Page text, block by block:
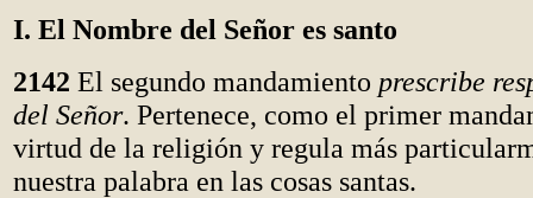
I. El Nombre del Señor es santo
2142 El segundo mandamiento prescribe
del Señor. Pertenece, como el primer
virtud de la religión y regula más
nuestra palabra en las cosas santas.